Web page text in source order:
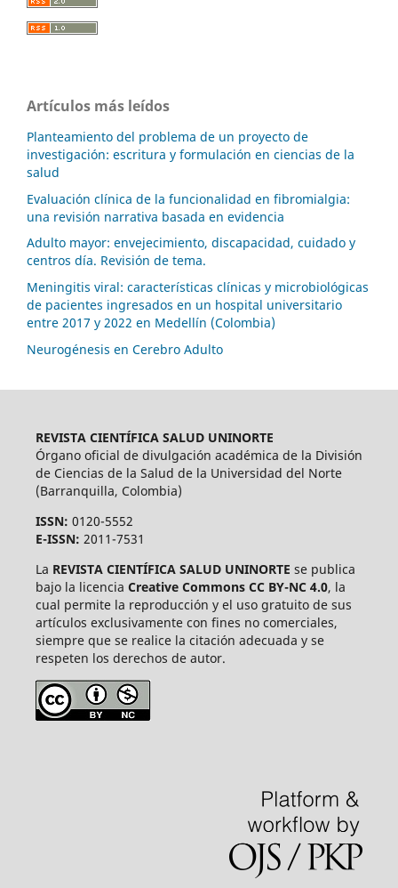
Artículos más leídos
Planteamiento del problema de un proyecto de
investigación: escritura y formulación en ciencias de la
salud
Evaluación clínica de la funcionalidad en fibromialgia:
una revisión narrativa basada en evidencia
Adulto mayor: envejecimiento, discapacidad, cuidado y
centros día. Revisión de tema.
Meningitis viral: características clínicas y microbiológicas
de pacientes ingresados en un hospital universitario
entre 2017 y 2022 en Medellín (Colombia)
Neurogénesis en Cerebro Adulto
REVISTA CIENTÍFICA SALUD UNINORTE
Órgano oficial de divulgación académica de la División
de Ciencias de la Salud de la Universidad del Norte
(Barranquilla, Colombia)
ISSN: 0120-5552
E-ISSN: 2011-7531
La REVISTA CIENTÍFICA SALUD UNINORTE se publica
bajo la licencia Creative Commons CC BY-NC 4.0, la
cual permite la reproducción y el uso gratuito de sus
artículos exclusivamente con fines no comerciales,
siempre que se realice la citación adecuada y se
respeten los derechos de autor.